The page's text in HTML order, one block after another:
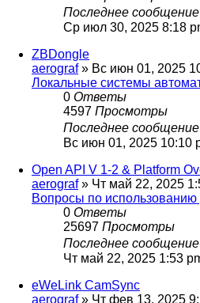
Последнее сообщение
Ср июл 30, 2025 8:18
ZBDongle
aerograf» Вс июн 01, 2025
Локальные системы
0 Ответы
4597 Просмотры
Последнее сообщение
Вс июн 01, 2025 10:10
Open API V 1-2 & Platform
aerograf» Чт май 22, 2025
Вопросы по использованию
0 Ответы
25697 Просмотры
Последнее сообщение
Чт май 22, 2025 1:53
eWeLink CamSync
aerograf» Чт фев 13, 2025